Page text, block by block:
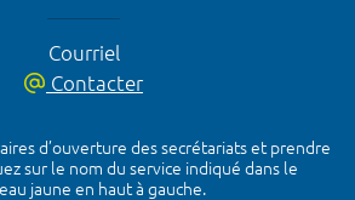
Courriel
Contacter
d’ouverture des secrétariats et prendre
sur le nom du service indiqué dans le
jaune en haut à gauche.